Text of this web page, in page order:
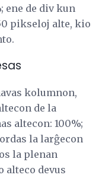
ene de div kun
pikseloj alte, kio
kolumnon,
de la
altecon: 100%;
la larĝecon
la plenan
alteco devus